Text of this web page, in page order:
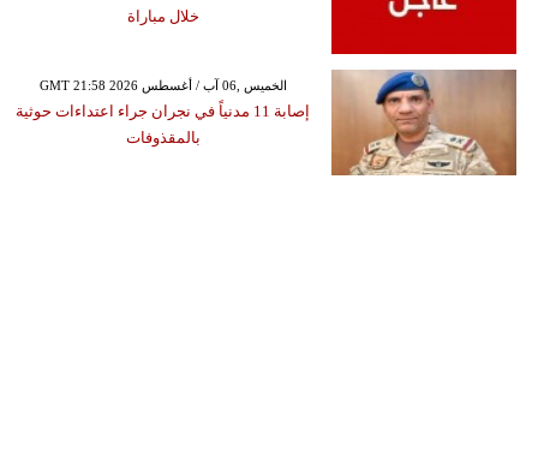
خلال مباراة
GMT 21:58 2026 الخميس ,06 آب / أغسطس
إصابة 11 مدنياً في نجران جراء اعتداءات حوثية
بالمقذوفات